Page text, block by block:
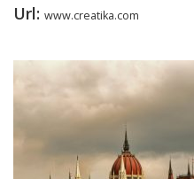
Url: www.creatika.com